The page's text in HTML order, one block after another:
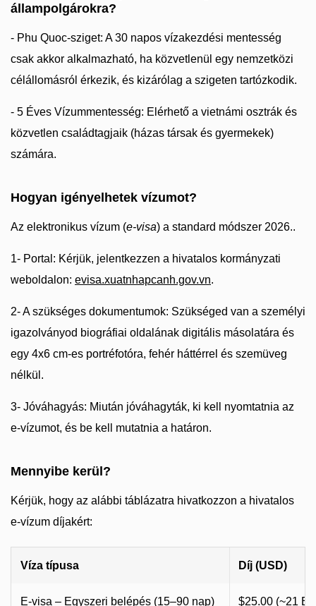
állampolgárokra?
- Phu Quoc-sziget: A 30 napos vízakezdési mentesség
csak akkor alkalmazható, ha közvetlenül egy nemzetközi
célállomásról érkezik, és kizárólag a szigeten tartózkodik.
- 5 Éves Vízummentesség: Elérhető a vietnámi osztrák és
közvetlen családtagjaik (házas társak és gyermekek)
számára.
Hogyan igényelhetek vízumot?
Az elektronikus vízum (e-visa) a standard módszer 2026..
1- Portal: Kérjük, jelentkezzen a hivatalos kormányzati
weboldalon: evisa.xuatnhapcanh.gov.vn.
2- A szükséges dokumentumok: Szükséged van a személyi
igazolványod biográfiai oldalának digitális másolatára és
egy 4x6 cm-es portréfotóra, fehér háttérrel és szemüveg
nélkül.
3- Jóváhagyás: Miután jóváhagyták, ki kell nyomtatnia az
e-vízumot, és be kell mutatnia a határon.
Mennyibe kerül?
Kérjük, hogy az alábbi táblázatra hivatkozzon a hivatalos
e-vízum díjakért:
Víza típusa Díj (USD)
E-visa – Egyszeri belépés (15–90 nap) $25.00 (~21